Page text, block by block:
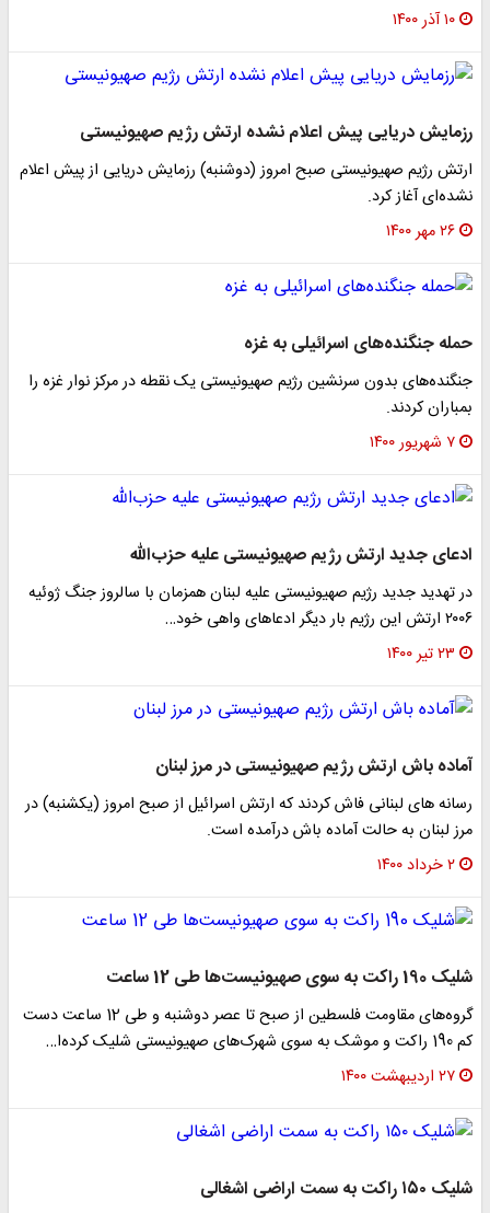
۱۰ آذر ۱۴۰۰
رزمایش دریایی پیش اعلام نشده‌ ارتش رژیم صهیونیستی
ارتش رژیم صهیونیستی صبح امروز (دوشنبه) رزمایش دریایی از پیش اعلام
نشده‌ای آغاز کرد.
۲۶ مهر ۱۴۰۰
حمله جنگنده‌های اسرائیلی به غزه
جنگنده‌های بدون سرنشین رژیم صهیونیستی یک نقطه در مرکز نوار غزه را
بمباران کردند.
۷ شهریور ۱۴۰۰
ادعای جدید ارتش رژیم صهیونیستی علیه حزب‌الله
در تهدید جدید رژیم صهیونیستی علیه لبنان همزمان با سالروز جنگ ژوئیه
۲۰۰۶ ارتش این رژیم بار دیگر ادعاهای واهی خود…
۲۳ تیر ۱۴۰۰
آماده باش ارتش رژیم صهیونیستی در مرز لبنان
رسانه های لبنانی فاش کردند که ارتش اسرائیل از صبح امروز (یکشنبه) در
مرز لبنان به حالت آماده باش درآمده است.
۲ خرداد ۱۴۰۰
شلیک 190 راکت به سوی صهیونیست‌ها طی 12 ساعت
گروه‌های مقاومت فلسطین از صبح تا عصر دوشنبه و طی 12 ساعت دست
کم 190 راکت و موشک به سوی شهرک‌های صهیونیستی شلیک کرده‌ا…
۲۷ اردیبهشت ۱۴۰۰
شلیک ۱۵۰ راکت به سمت اراضی اشغالی